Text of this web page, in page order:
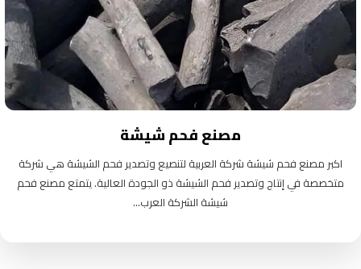
مصنع فحم شيشة
اكبر مصنع فحم شيشة شركة العربية لتنصيع وتصدير فحم الشيشة هي شركة
متخصصة في إنتاج وتصدير فحم الشيشة ذو الجودة العالية. يتمتع مصنع فحم
شيشة الشركة العرب...